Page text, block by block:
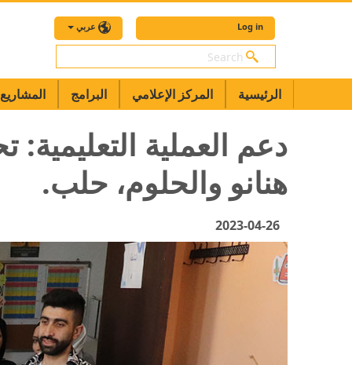
عربي Log in
بحث
الرئيسية المركز الإعلامي البرامج المشاريع
دعم العملية
هنانو والحلوم، حلب.
2023-04-26